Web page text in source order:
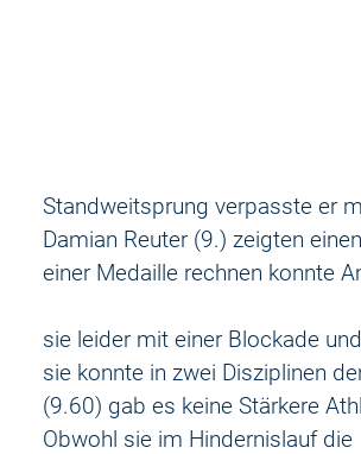
Standweitsprung verpasste er
Damian Reuter (9.) zeigten
einer Medaille rechnen konnte
sie leider mit einer Blockade
sie konnte in zwei Disziplinen
(9.60) gab es keine Stärkere
Obwohl sie im Hindernislauf die